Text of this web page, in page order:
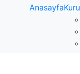
Anasayfa